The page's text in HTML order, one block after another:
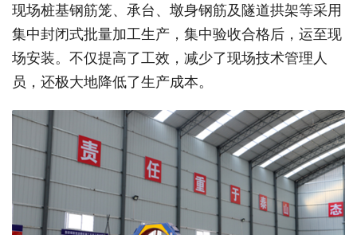
现场桩基钢筋笼、承台、墩身钢筋及隧道拱架等采用
集中封闭式批量加工生产，集中验收合格后，运至现
场安装。不仅提高了工效，减少了现场技术管理人
员，还极大地降低了生产成本。